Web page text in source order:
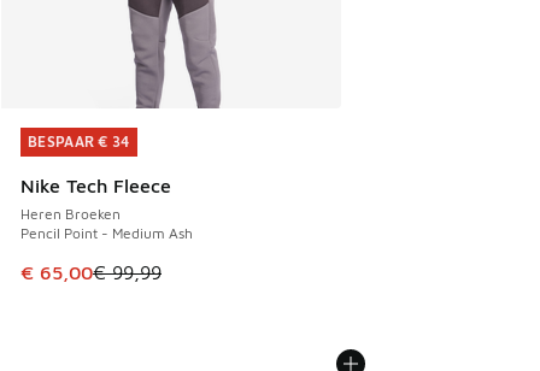
BESPAAR € 34
Nike Tech Fleece
Heren Broeken
Pencil Point - Medium Ash
Dit artikel is in de uitverkoop. Dit artikel is in de
€ 65,00€ 99,99
BESPAAR € 34